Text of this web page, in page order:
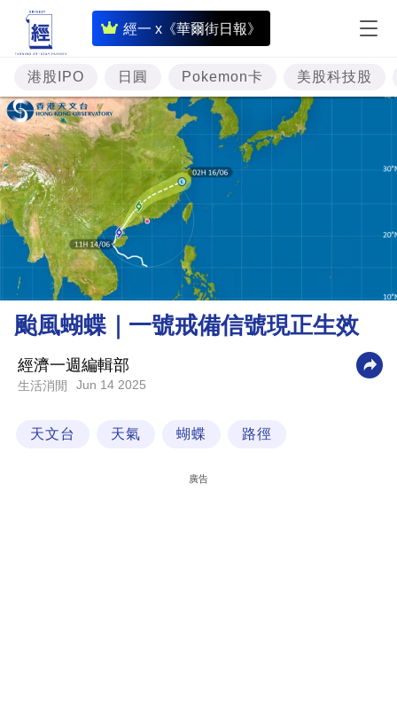
經一 x《華爾街日報》
即
時
財
經
專
題
投
資
樓
市
理
商
業
技
港股IPO 日圓 Pokemon卡 美股科技股
颱風蝴蝶｜一號戒備信號現正生效
經濟一週編輯部
生活消閒 Jun 14 2025
天文台 天氣 蝴蝶 路徑
廣告